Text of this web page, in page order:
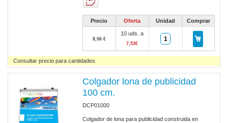
Precio Oferta Unidad Comprar
8,06 €
10 uds. a
7,53€
Consultar precio para cantidades.
Colgador lona de publicidad
100 cm.
DCP01000
Colgador de lona para publicidad construida en